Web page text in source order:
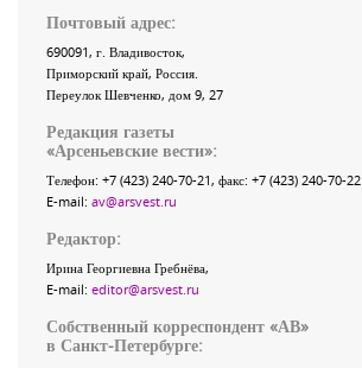
Почтовый адрес:
690091, г. Владивосток,
Приморский край, Россия
Переулок Шевченко, дом 9, 27
Редакция газеты
«Арсеньевские вести»:
Телефон: +7 (423) 240-70-21, факс: +7 (423) 240-70-22
E-mail: av@arsvest.ru
Редактор:
Ирина Георгиевна Гребнёва,
E-mail: editor@arsvest.ru
Собственный корреспондент «АВ»
в Санкт-Петербурге: